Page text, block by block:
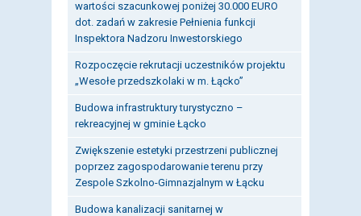
wartości szacunkowej poniżej 30.000 EURO
dot. zadań w zakresie Pełnienia funkcji
Inspektora Nadzoru Inwestorskiego
Rozpoczęcie rekrutacji uczestników projektu
„Wesołe przedszkolaki w m. Łącko”
Budowa infrastruktury turystyczno –
rekreacyjnej w gminie Łącko
Zwiększenie estetyki przestrzeni publicznej
poprzez zagospodarowanie terenu przy
Zespole Szkolno-Gimnazjalnym w Łącku
Budowa kanalizacji sanitarnej w